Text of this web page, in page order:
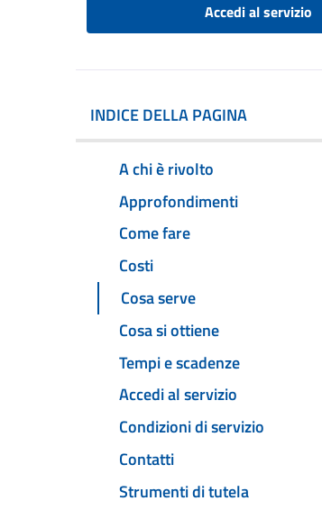
Accedi al servizio
INDICE DELLA PAGINA
A chi è rivolto
Approfondimenti
Come fare
Costi
Cosa serve
Cosa si ottiene
Tempi e scadenze
Accedi al servizio
Condizioni di servizio
Contatti
Strumenti di tutela